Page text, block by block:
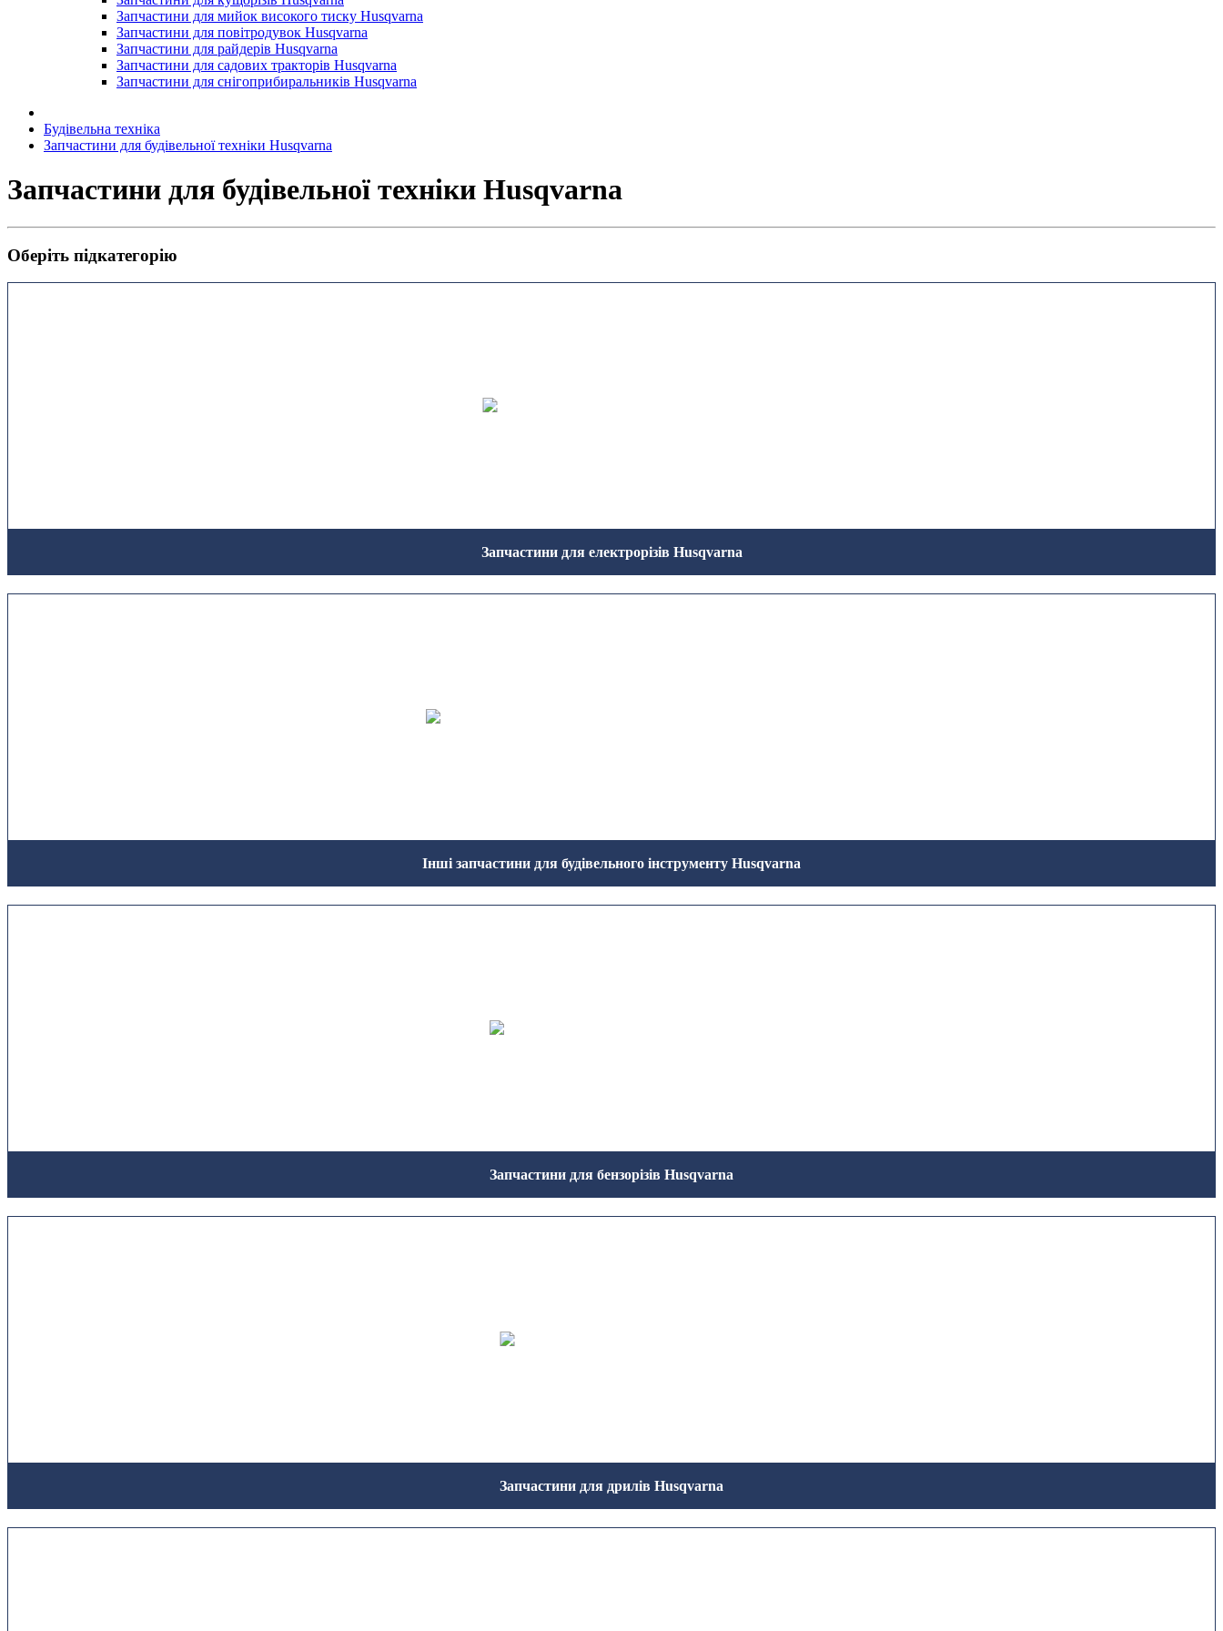
Запчастини для мийок високого тиску Husqvarna
Запчастини для повітродувок Husqvarna
Запчастини для райдерів Husqvarna
Запчастини для садових тракторів Husqvarna
Запчастини для снігоприбиральників Husqvarna
Будівельна техніка
Запчастини для будівельної техніки Husqvarna
Запчастини для будівельної техніки Husqvarna
Оберіть підкатегорію
Запчастини для електрорізів Husqvarna
Інші запчастини для будівельного інструменту Husqvarna
Запчастини для бензорізів Husqvarna
Запчастини для дрилів Husqvarna